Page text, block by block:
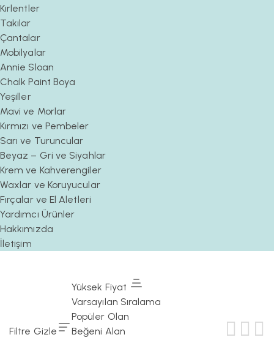
Kırlentler
Takılar
Çantalar
Mobilyalar
Annie Sloan
Chalk Paint Boya
Yeşiller
Mavi ve Morlar
Kırmızı ve Pembeler
Sarı ve Turuncular
Beyaz – Gri ve Siyahlar
Krem ve Kahverengiler
Waxlar ve Koruyucular
Fırçalar ve El Aletleri
Yardımcı Ürünler
Hakkımızda
İletişim
Filtre Gizle
Yüksek Fiyat
Varsayılan Sıralama
Popüler Olan
Beğeni Alan